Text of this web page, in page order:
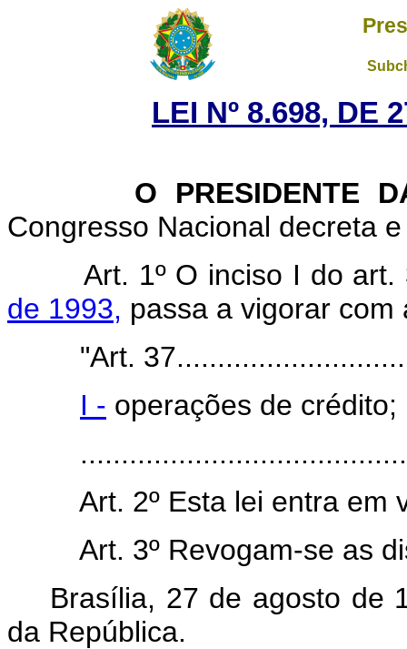
LEI Nº 8.698, DE
O PRESIDENTE
Congresso Nacional decreta
Art. 1º O inciso I do
de 1993, passa a vigorar
"Art.
I - operações de crédito;
Art. 2º Esta lei entra em
Art. 3º Revogam-se as
Brasília, 27 de agosto de
da República.